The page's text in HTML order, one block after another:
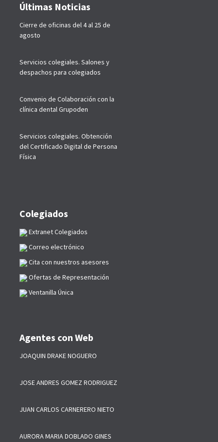
Últimas Noticias
Cierre de oficinas del 4 al 25 de
agosto
Servicios colegiales. Salones y
despachos para colegiados
Convenio de Colaboración con la
clínica dental Grupoden
Servicios colegiales. Obtención
del Certificado Digital de Persona
Física
Colegiados
Extranet Colegiados
Correo electrónico
Cita con nuestros asesores
Ofertas de Representación
Ventanilla Única
Agentes con Web
JOAQUIN DRAKE NOGUERO
JOSE ANDRES GOMEZ RODRIGUEZ
JUAN CARLOS CARNERERO NIETO
AURORA MARIA DOBLADO GINES